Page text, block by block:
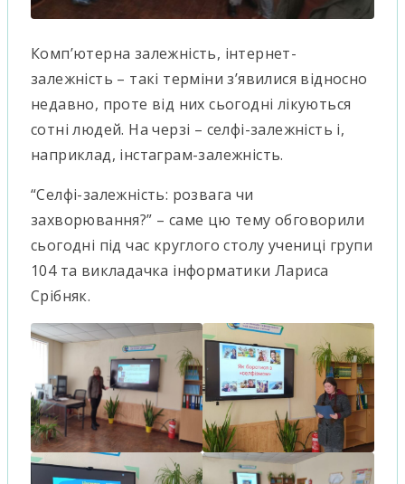
Комп’ютерна залежність, інтернет-
залежність – такі терміни з’явилися відносно
недавно, проте від них сьогодні лікуються
сотні людей. На черзі – селфі-залежність і,
наприклад, інстаграм-залежність.
“Селфі-залежність: розвага чи
захворювання?” – саме цю тему обговорили
сьогодні під час круглого столу учениці групи
104 та викладачка інформатики Лариса
Срібняк.